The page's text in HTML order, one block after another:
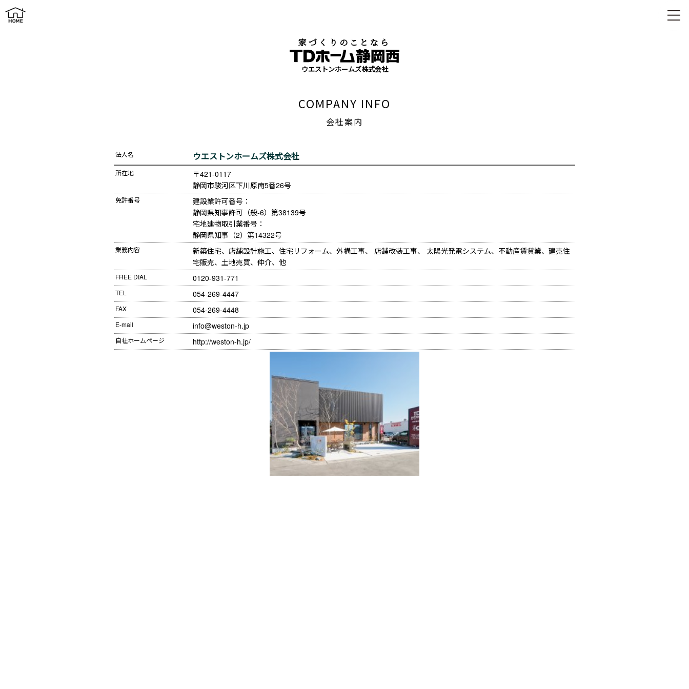
家づくりのことなら
ウエストンホームズ株式会社
COMPANY INFO
会社案内
法人名 ウエストンホームズ株式会社
所在地
〒421-0117
静岡市駿河区下川原南5番26号
免許番号
建設業許可番号：
静岡県知事許可（般-6）第38139号
宅地建物取引業番号：
静岡県知事（2）第14322号
業務内容
新築住宅、店舗設計施工、住宅リフォーム、外構工事、 店舗改装工事、 太陽光発電システム、不動産賃貸業、建売住
宅販売、土地売買、仲介、他
FREE DIAL 0120-931-771
TEL 054-269-4447
FAX 054-269-4448
E-mail info@weston-h.jp
自社ホームページ http://weston-h.jp/